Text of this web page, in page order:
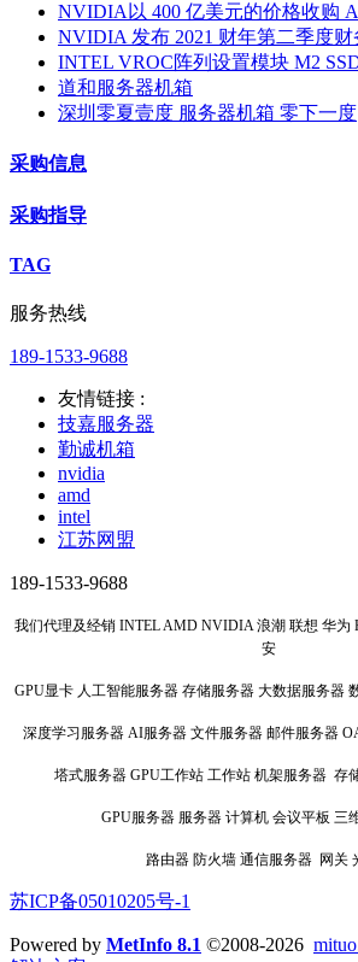
NVIDIA以 400 亿美元的价格收购
NVIDIA 发布 2021 财年第二季度财
INTEL VROC阵列设置模块 M2
道和服务器机箱
深圳零夏壹度 服务器机箱 零下一度
采购信息
采购指导
TAG
服务热线
189-1533-9688
友情链接 :
技嘉服务器
勤诚机箱
nvidia
amd
intel
江苏网盟
189-1533-9688
我们代理及经销 INTEL AMD NVIDIA 浪潮 联想 华为
安
GPU显卡 人工智能服务器 存储服务器 大数据服务器
深度学习服务器 AI服务器 文件服务器 邮件服务器
塔式服务器 GPU工作站 工作站 机架服务器 存
GPU服务器 服务器 计算机 会议平板 三
路由器 防火墙 通信服务器 网关
苏ICP备05010205号-1
Powered by MetInfo 8.1 ©2008-2026